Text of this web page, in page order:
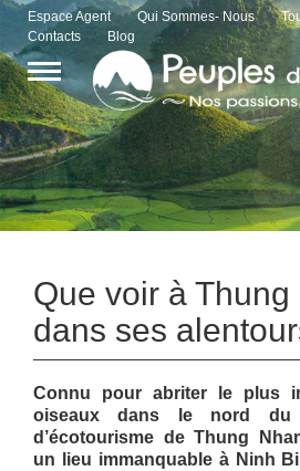
Espace Agent Qui Sommes- Nous
Contacts
Blog
Que voir à
dans ses
Connu pour abriter le plus
oiseaux dans le nord du
d’écotourisme de Thung
un lieu immanquable à Ninh